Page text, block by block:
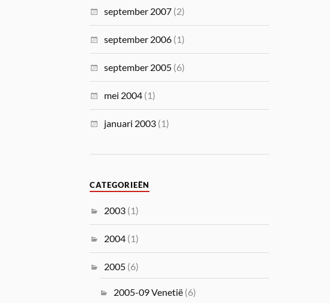
september 2007 (2)
september 2006 (1)
september 2005 (6)
mei 2004 (1)
januari 2003 (1)
CATEGORIEËN
2003 (1)
2004 (1)
2005 (6)
2005-09 Venetië (6)